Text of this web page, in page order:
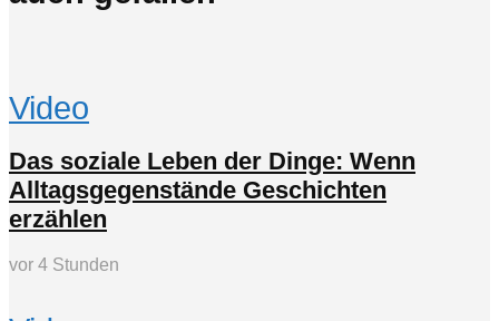
Video
Das soziale Leben der Dinge: Wenn
Alltagsgegenstände Geschichten
erzählen
vor 4 Stunden